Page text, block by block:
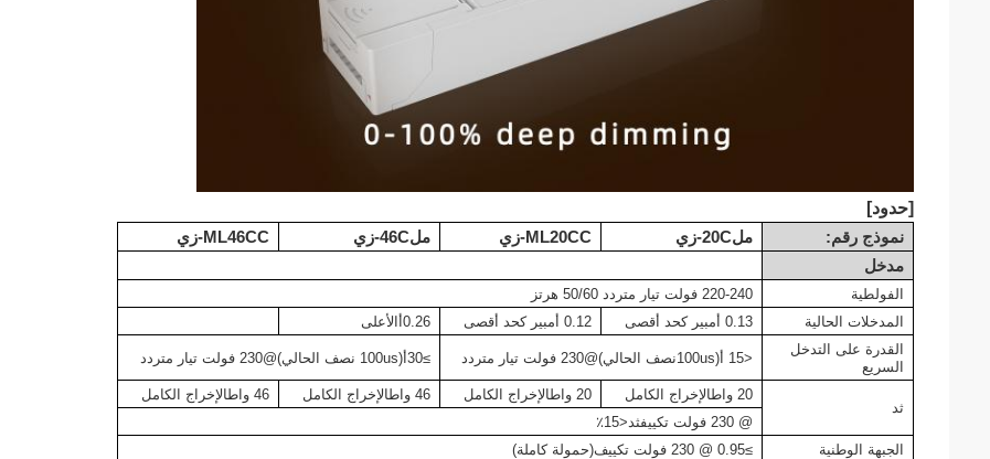
[حدود]
نموذج رقم: مل20C-زي ML20CC-زي مل46C-زي
ML46CC-زي
مدخل
الفولطية 220-240 فولت
تيار متردد 50/60 هرتز
المدخلات الحالية
0.13 أمبير كحد أقصى 0.12 أمبير كحد أقصى 0.26أ الأعلى
القدرة على التدخل
السريع
<15 أ (
100usنصف الحالي)@230 فولت تيار متردد ≥30 أ(100us نصف الحالي )@230 فولت تيار متردد
ثد
20 واط الإخراج الكامل 20 واط الإخراج الكامل 46 واط الإخراج الكامل 46 واط
الإخراج الكامل
@ 230 فولت
تكييفثد<15٪
الجبهة الوطنية
≥0.95 @ 230 فولت تكييف(حمولة كاملة)